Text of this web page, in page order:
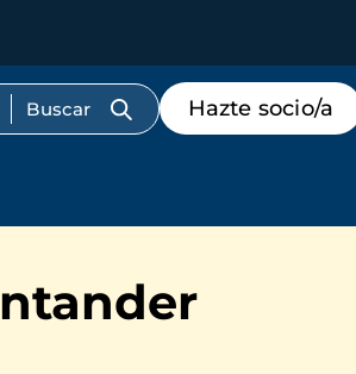
Menú
de
destacados
Hazte socio/a